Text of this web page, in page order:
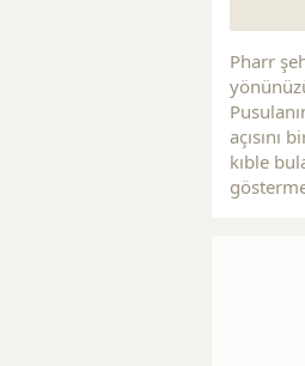
Pharr
açısını
kıble